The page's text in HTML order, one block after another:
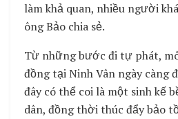
làm khả quan, nhiều người
ông Bảo chia sẻ.
Từ những bước đi tự phát,
đồng tại Ninh Vân ngày càng
đây có thể coi là một sinh kế
dân, đồng thời thúc đẩy bảo